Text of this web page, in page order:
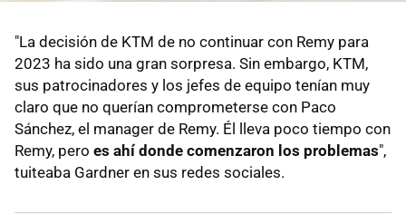
"La decisión de KTM de no continuar con Remy para
2023 ha sido una gran sorpresa. Sin embargo, KTM,
sus patrocinadores y los jefes de equipo tenían muy
claro que no querían comprometerse con Paco
Sánchez, el manager de Remy. Él lleva poco tiempo con
Remy, pero es ahí donde comenzaron los problemas",
tuiteaba Gardner en sus redes sociales.